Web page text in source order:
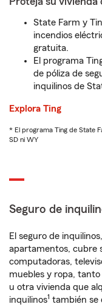
State Farm y
incendios
gratuita.
El programa
de póliza de
inquilinos de
Explora Ting
* El programa Ting de State
SD ni WY
Seguro de
El seguro de
apartamentos, cubre
computadoras,
muebles y ropa,
u otra vivienda que
inquilinos1 también se